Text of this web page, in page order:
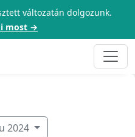
változatán dolgozunk.
most →
2024